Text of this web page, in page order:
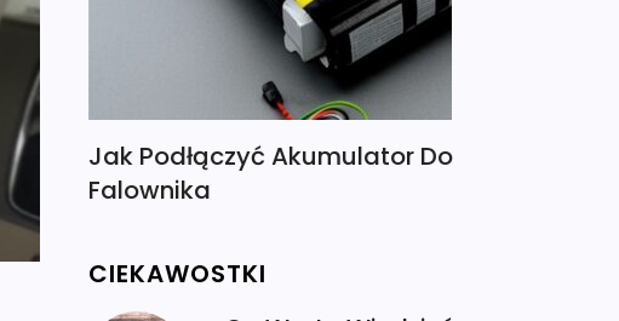
Jak Podłączyć Akumulator Do
Falownika
CIEKAWOSTKI